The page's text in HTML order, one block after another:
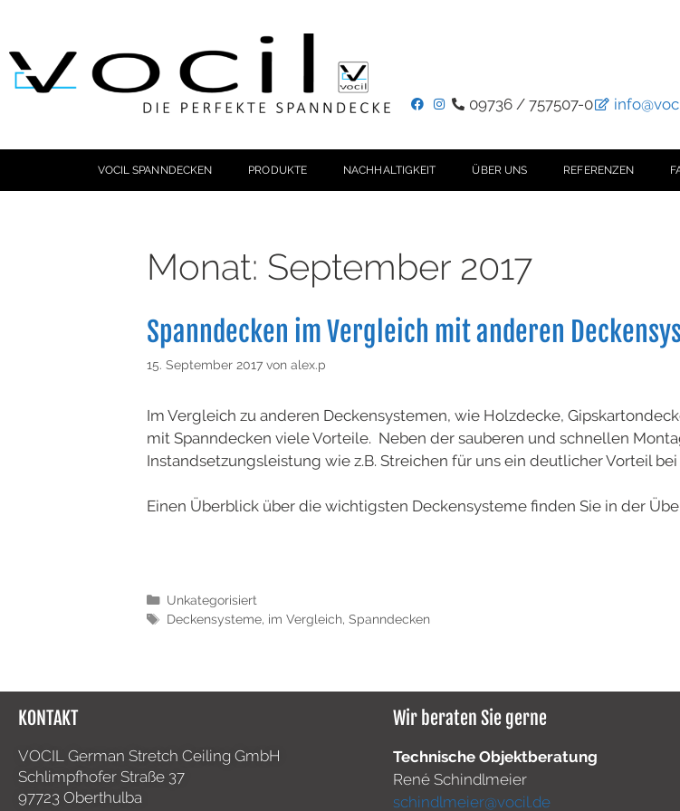
09736 / 757507-0
VOCIL SPANNDECKEN PRODUKTE NACHHALTIGKEIT ÜBER UNS REFERENZEN
Monat: September 2017
Spanndecken im Vergleich mit anderen
15. September 2017 von alex.p
Im Vergleich zu anderen Deckensystemen, wie Holzdecke,
mit Spanndecken viele Vorteile. Neben der sauberen und schnellen
Instandsetzungsleistung wie z.B. Streichen für uns ein deutlicher Vorteil
Einen Überblick über die wichtigsten Deckensysteme finden Sie in der
Unkategorisiert
Deckensysteme, im Vergleich, Spanndecken
KONTAKT
VOCIL German Stretch Ceiling GmbH
Schlimpfhofer Straße 37
97723 Oberthulba
Wir beraten Sie gerne
Technische Objektberatung
René Schindlmeier
schindlmeier@vocil.de